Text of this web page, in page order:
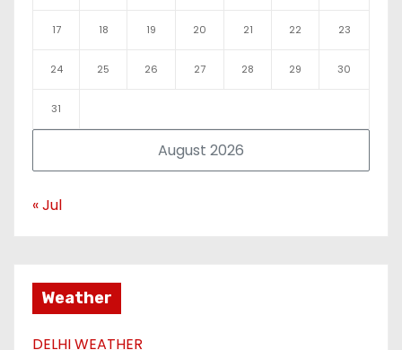
August 2026
17 18 19 20 21 22 23
24 25 26 27 28 29 30
31
« Jul
Weather
DELHI WEATHER